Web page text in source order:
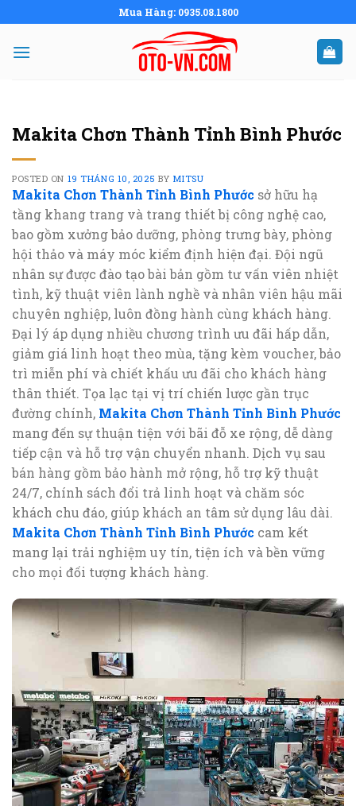
to
content
Mua Hàng: 0935.08.1800
Makita Chơn Thành Tỉnh Bình Phước
POSTED ON 19 THÁNG 10, 2025 BY MITSU
Makita Chơn Thành Tỉnh Bình Phước sở hữu hạ
tầng khang trang và trang thiết bị công nghệ cao,
bao gồm xưởng bảo dưỡng, phòng trưng bày, phòng
hội thảo và máy móc kiểm định hiện đại. Đội ngũ
nhân sự được đào tạo bài bản gồm tư vấn viên nhiệt
tình, kỹ thuật viên lành nghề và nhân viên hậu mãi
chuyên nghiệp, luôn đồng hành cùng khách hàng.
Đại lý áp dụng nhiều chương trình ưu đãi hấp dẫn,
giảm giá linh hoạt theo mùa, tặng kèm voucher, bảo
trì miễn phí và chiết khấu ưu đãi cho khách hàng
thân thiết. Tọa lạc tại vị trí chiến lược gần trục
đường chính, Makita Chơn Thành Tỉnh Bình Phước
mang đến sự thuận tiện với bãi đỗ xe rộng, dễ dàng
tiếp cận và hỗ trợ vận chuyển nhanh. Dịch vụ sau
bán hàng gồm bảo hành mở rộng, hỗ trợ kỹ thuật
24/7, chính sách đổi trả linh hoạt và chăm sóc
khách chu đáo, giúp khách an tâm sử dụng lâu dài.
Makita Chơn Thành Tỉnh Bình Phước cam kết
mang lại trải nghiệm uy tín, tiện ích và bền vững
cho mọi đối tượng khách hàng.